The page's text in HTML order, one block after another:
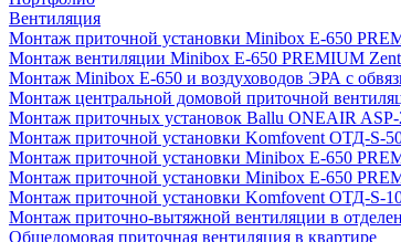
Вентиляция
Монтаж приточной установки Minibox E-650
Монтаж вентиляции Minibox E-650 PREMIUM
Монтаж Minibox E-650 и воздуховодов ЭРА с
Монтаж центральной домовой приточной
Монтаж приточных установок Ballu ONEAIR ASP-
Монтаж приточной установки Komfovent ОТД-S-
Монтаж приточной установки Minibox E-650
Монтаж приточной установки Minibox E-650
Монтаж приточной установки Komfovent ОТД-S-
Монтаж приточно-вытяжной вентиляции в
Общедомовая приточная вентиляция в квартире